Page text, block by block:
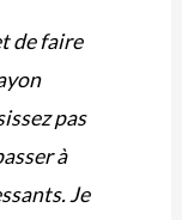
de faire
pas
à
Je